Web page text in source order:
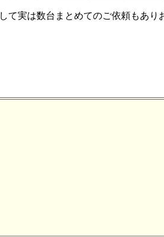
実は数台まとめてのご依頼もあ